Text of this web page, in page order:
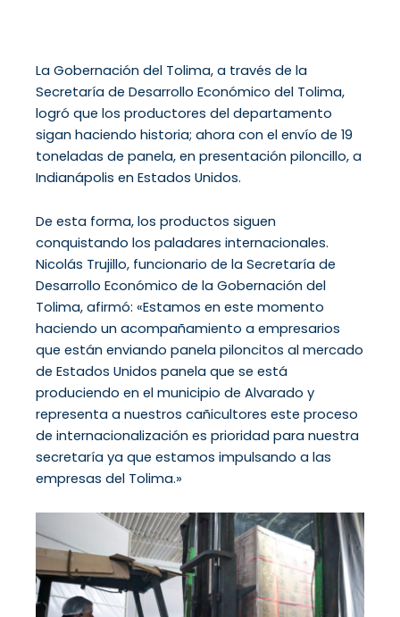
La Gobernación del Tolima, a través de la
Secretaría de Desarrollo Económico del Tolima,
logró que los productores del departamento
sigan haciendo historia; ahora con el envío de 19
toneladas de panela, en presentación piloncillo, a
Indianápolis en Estados Unidos.
De esta forma, los productos siguen
conquistando los paladares internacionales.
Nicolás Trujillo, funcionario de la Secretaría de
Desarrollo Económico de la Gobernación del
Tolima, afirmó: «Estamos en este momento
haciendo un acompañamiento a empresarios
que están enviando panela piloncitos al mercado
de Estados Unidos panela que se está
produciendo en el municipio de Alvarado y
representa a nuestros cañicultores este proceso
de internacionalización es prioridad para nuestra
secretaría ya que estamos impulsando a las
empresas del Tolima.»